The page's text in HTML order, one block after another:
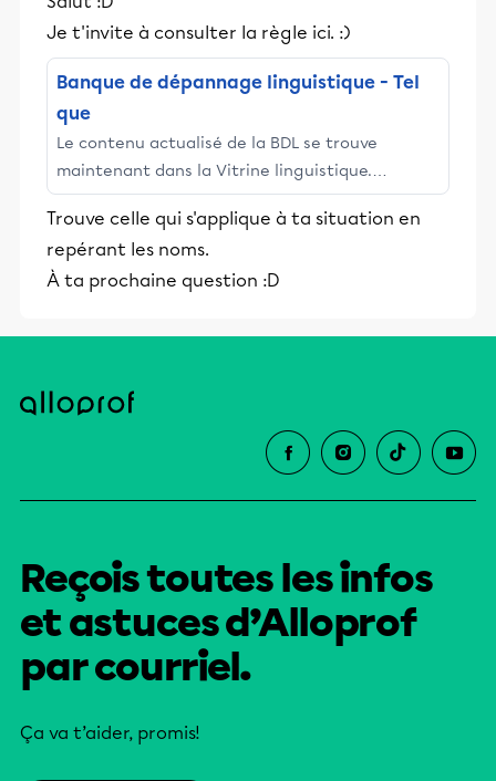
Je t'invite à consulter la règle ici. :)
Banque de dépannage linguistique - Tel
que
Le contenu actualisé de la BDL se trouve
maintenant dans la Vitrine linguistique.
Adoptez dès aujourd’hui cette nouvelle
plateforme. Bonne navigation!
Trouve celle qui s'applique à ta situation en
repérant les noms.
À ta prochaine question :D
Reçois toutes les infos
et astuces d’Alloprof
par courriel.
Ça va t’aider, promis!